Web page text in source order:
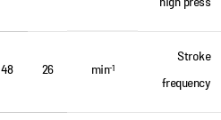
high press
Stroke
frequency
min-1
26
48